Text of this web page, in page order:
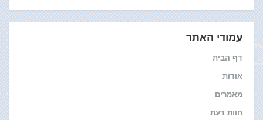
עמודי האתר
דף הבית
אודות
מאמרים
חוות דעת